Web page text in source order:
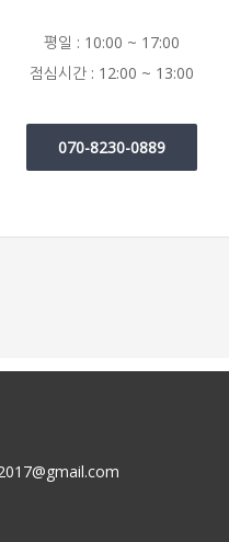
평일 : 10:00 ~ 17:00
점심시간 : 12:00 ~ 13:00
070-8230-0889